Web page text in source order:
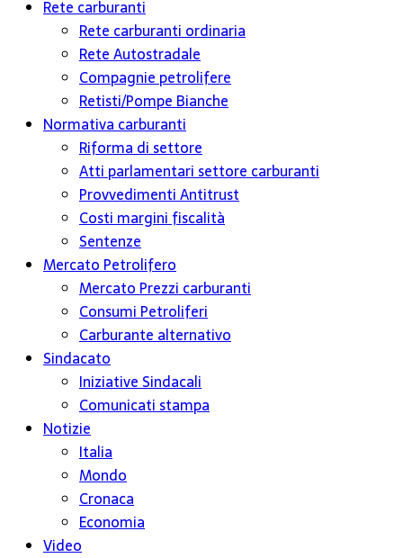
Rete carburanti
Rete carburanti ordinaria
Rete Autostradale
Compagnie petrolifere
Retisti/Pompe Bianche
Normativa carburanti
Riforma di settore
Atti parlamentari settore carburanti
Provvedimenti Antitrust
Costi margini fiscalità
Sentenze
Mercato Petrolifero
Mercato Prezzi carburanti
Consumi Petroliferi
Carburante alternativo
Sindacato
Iniziative Sindacali
Comunicati stampa
Notizie
Italia
Mondo
Cronaca
Economia
Video